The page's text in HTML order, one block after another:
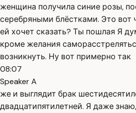
женщина получила синие розы,
серебряными блёстками. Это вот
ей хочет сказать? Ты пошлая Я
кроме желания
возникнуть. Ну вот примерно так
08:07
Speaker A
же и выглядит брак
двадцатипятилетней. Я даже